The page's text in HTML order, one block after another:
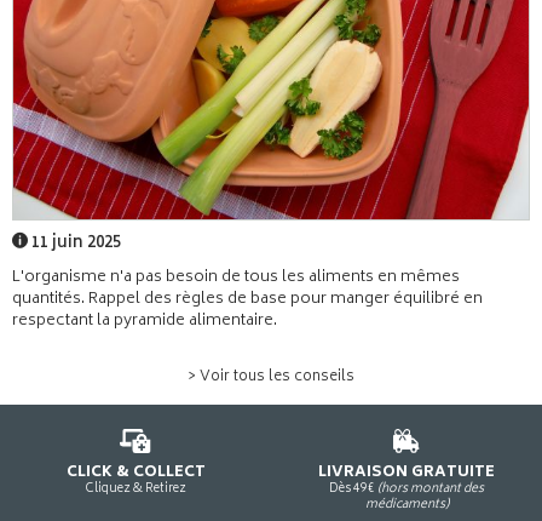
11 juin 2025
L'organisme n'a pas besoin de tous les aliments en mêmes
quantités. Rappel des règles de base pour manger équilibré en
respectant la pyramide alimentaire.
> Voir tous les conseils
CLICK & COLLECT
Cliquez & Retirez
LIVRAISON GRATUITE
Dès 49€ (hors montant des
médicaments)